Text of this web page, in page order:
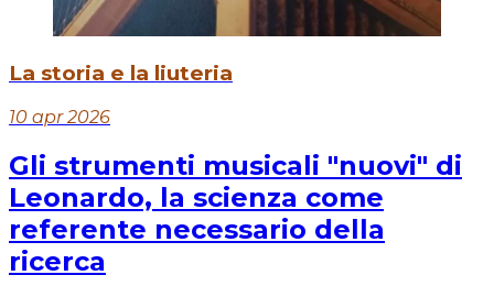
La storia e la liuteria
10 apr 2026
Gli strumenti musicali "nuovi" di
Leonardo, la scienza come
referente necessario della
ricerca